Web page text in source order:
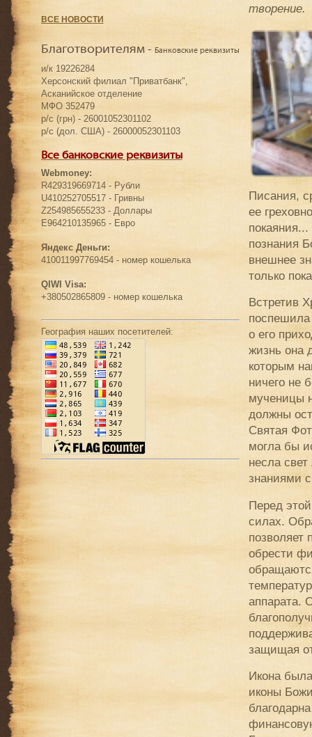
творение.
Писания,
ее
познания
внешнее
только
Встретив
о его
жизнь она
которым
ничего не
мученицы
должны
Святая
могла бы
несла
знаниями
Перед
силах.
позволяет
обрести
аппарата.
защищая
Икона
иконы
ВСЕ НОВОСТИ
Благотворителям - Банковские реквизиты
и/к 19226284
Херсонский филиал "Приватбанк",
Асканийское отделение
МФО 352479
р/с (грн) - 26001052301102
р/с (дол. США) - 26000052301103
Все банковские реквизиты
Webmoney:
R429319669714 - Рубли
U410252705517 - Гривны
Z254985655233 - Доллары
E964210135965 - Евро
Яндекс Деньги:
410011997769454 - номер кошелька
QIWI Visa:
+380502865809 - номер кошелька
География наших посетителей: